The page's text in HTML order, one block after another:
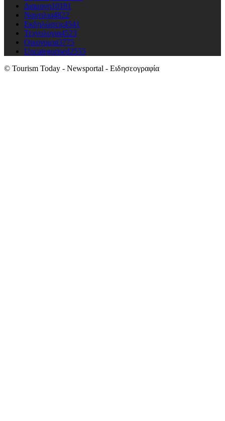
Διαμονη10181
Ναυτιλια4822
Εκδηλώσεις4541
Τεχνολογια4523
Οικονομια3775
Uncategorised2555
© Tourism Today - Newsportal - Ειδησεογραφία